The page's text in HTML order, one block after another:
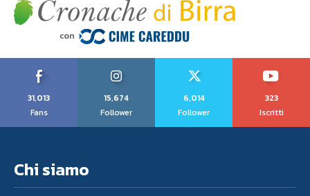
31,013
Fans
15,674
Follower
6,014
Follower
323
Iscritti
Chi siamo